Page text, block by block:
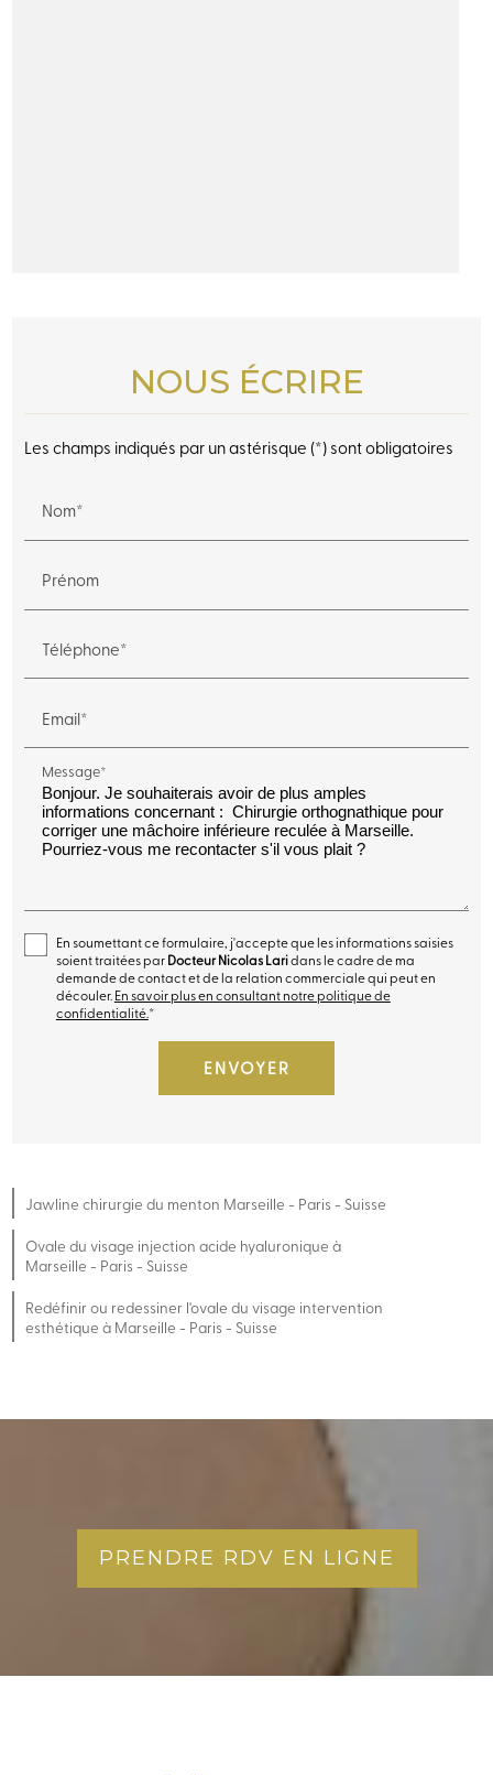
NOUS ÉCRIRE
Les champs indiqués par un astérisque (*) sont obligatoires
Nom*
Prénom
Téléphone*
Email*
Message*
En soumettant ce formulaire, j'accepte que les informations saisies
soient traitées parDocteur Nicolas Laridans le cadre de ma
demande de contact et de la relation commerciale qui peut en
découler. En savoir plus en consultant notre politique de
confidentialité.*
Jawline chirurgie du menton Marseille - Paris - Suisse
Ovale du visage injection acide hyaluronique à
Marseille - Paris - Suisse
Redéfinir ou redessiner l'ovale du visage intervention
esthétique à Marseille - Paris - Suisse
PRENDRE RDV EN LIGNE